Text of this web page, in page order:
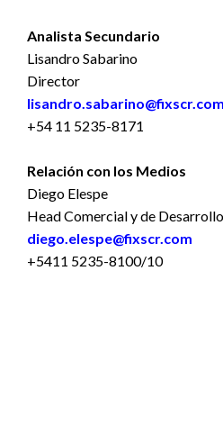
Analista Secundario
Lisandro Sabarino
Director
lisandro.sabarino@fixscr.com
+54 11 5235-8171
Relación con los Medios
Diego Elespe
Head Comercial y de
diego.elespe@fixscr.com
+5411 5235-8100/10